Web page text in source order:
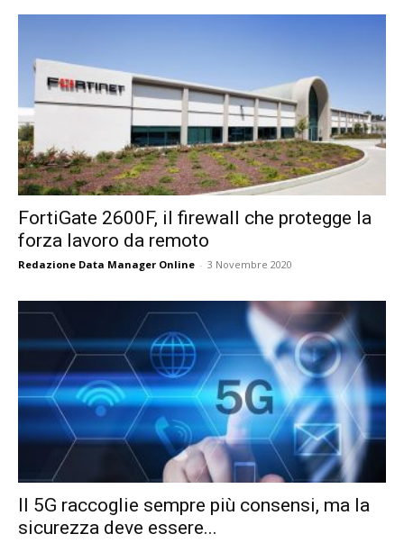
FortiGate 2600F, il firewall che protegge la
forza lavoro da remoto
Redazione Data Manager Online - 3 Novembre 2020
Il 5G raccoglie sempre più consensi, ma la
sicurezza deve essere...